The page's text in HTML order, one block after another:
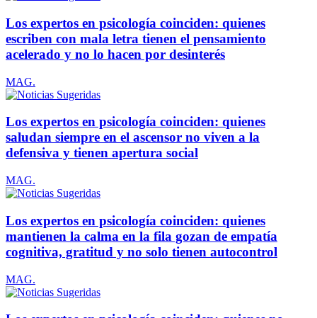
Los expertos en psicología coinciden: quienes
escriben con mala letra tienen el pensamiento
acelerado y no lo hacen por desinterés
MAG.
Los expertos en psicología coinciden: quienes
saludan siempre en el ascensor no viven a la
defensiva y tienen apertura social
MAG.
Los expertos en psicología coinciden: quienes
mantienen la calma en la fila gozan de empatía
cognitiva, gratitud y no solo tienen autocontrol
MAG.